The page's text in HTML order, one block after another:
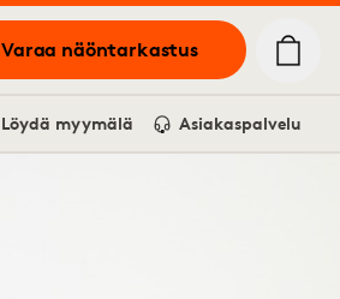
Varaa näöntarkastus
Löydä myymälä Asiakaspalvelu